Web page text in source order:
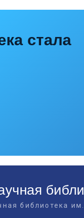
стала
библиотека